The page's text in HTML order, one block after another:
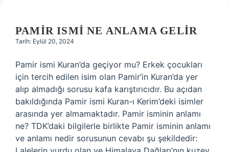
PAMIR ISMI NE ANLAMA GELIR
Tarih: Eylül 20, 2024
Pamir ismi Kuran’da geçiyor mu? Erkek çocukları
için tercih edilen isim olan Pamir’in Kuran’da yer
alıp almadığı sorusu kafa karıştırıcıdır. Bu açıdan
bakıldığında Pamir ismi Kuran-ı Kerim’deki isimler
arasında yer almamaktadır. Pamir isminin anlamı
ne? TDK’daki bilgilerle birlikte Pamir isminin anlamı
ve anlamı nedir sorusunun cevabı şu şekildedir: